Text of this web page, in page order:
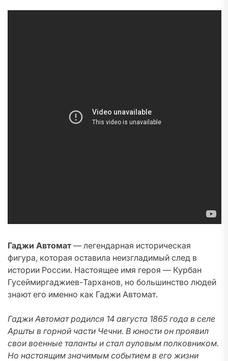
Гаджи Автомат — легендарная историческая
фигура, которая оставила неизгладимый след в
истории России. Настоящее имя героя — Курбан
Гусеймиргаджиев-Тарханов, но большинство людей
знают его именно как Гаджи Автомат.
Гаджи Автомат родился 14 августа 1865 года в селе
Аршты в горной части Чечни. В юности он проявил
свои военные таланты и стал ауловым полковником.
Но настоящим значимым событием в его жизни